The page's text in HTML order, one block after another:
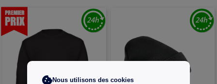
Nous utilisons des cookies